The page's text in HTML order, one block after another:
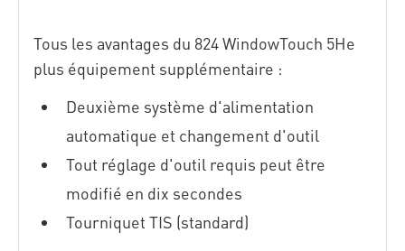
Tous les avantages du 824 WindowTouch 5He
plus équipement supplémentaire :
Deuxième système d'alimentation
automatique et changement d'outil
Tout réglage d'outil requis peut être
modifié en dix secondes
Tourniquet TIS (standard)